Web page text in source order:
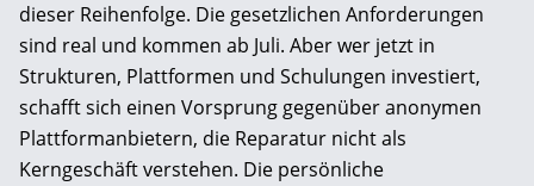
dieser Reihenfolge. Die gesetzlichen Anforderungen
sind real und kommen ab Juli. Aber wer jetzt in
Strukturen, Plattformen und Schulungen investiert,
schafft sich einen Vorsprung gegenüber anonymen
Plattformanbietern, die Reparatur nicht als
Kerngeschäft verstehen. Die persönliche